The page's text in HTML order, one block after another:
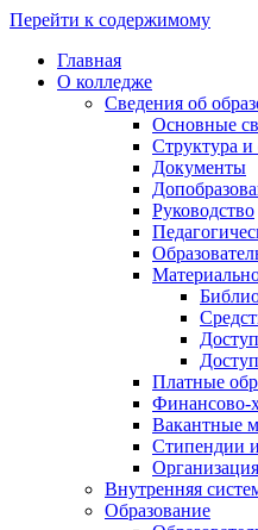
Перейти к содержимому
Главная
О колледже
Сведения об
Основные
Структура и
Документы
Руководство
Платные
Финансово-
Вакантные
Стипендии
Внутренняя
Образование